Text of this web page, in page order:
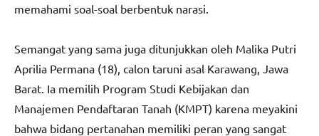
memahami soal-soal berbentuk narasi.
Semangat yang sama juga ditunjukkan oleh Malika Putri
Aprilia Permana (18), calon taruni asal Karawang, Jawa
Barat. Ia memilih Program Studi Kebijakan dan
Manajemen Pendaftaran Tanah (KMPT) karena meyakini
bahwa bidang pertanahan memiliki peran yang sangat